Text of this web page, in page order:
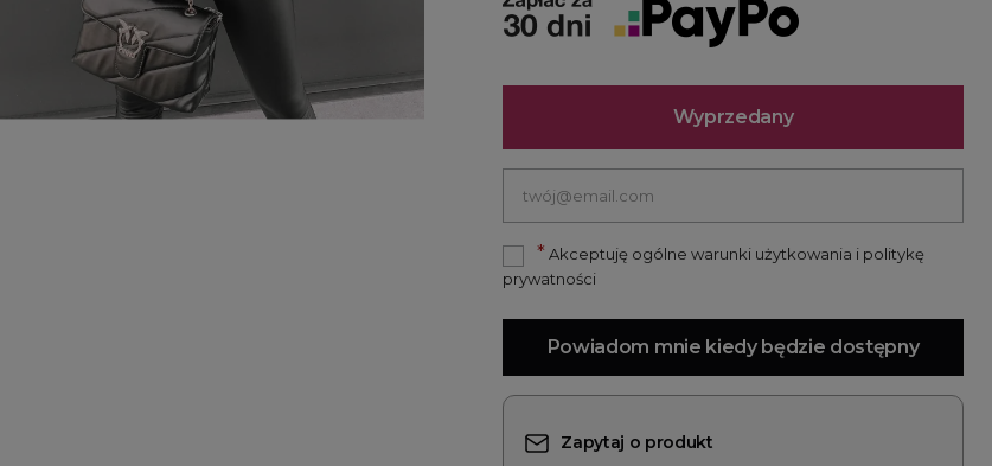
Wyprzedany
* Akceptuję ogólne warunki użytkowania i politykę
prywatności
Powiadom mnie kiedy będzie dostępny
Zapytaj o produkt